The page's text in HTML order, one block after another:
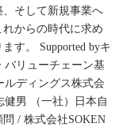
そして新規事業へ
からの時代に求め
す。 Supported byキ
バリューチェーン基
ルディングス株式会
男 （一社）日本自
/ 株式会社SOKEN